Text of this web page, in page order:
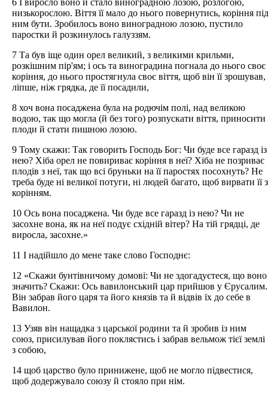
низькорослою. Віття її мало до нього повернутись, коріння під
ним бути. Зробилось воно виноградною лозою, пустило
паростки й розкинулось галуззям.
7 Та був іще один орел великий, з великими крильми,
розкішним пір'ям; і ось та виноградина погнала до нього своє
коріння, до нього простягнула своє віття, щоб він її зрошував,
ліпше, ніж грядка, де її посадили,
8 хоч вона посаджена була на родючім полі, над великою
водою, так що могла (й без того) розпускати віття, приносити
плоди й стати пишною лозою.
9 Тому скажи: Так говорить Господь Бог: Чи буде все гаразд із
нею? Хіба орел не повириває коріння в неї? Хіба не позриває
плодів з неї, так що всі бруньки на її паростях посохнуть? Не
треба буде ні великої потуги, ні людей багато, щоб вирвати її з
корінням.
10 Ось вона посаджена. Чи буде все гаразд із нею? Чи не
засохне вона, як на неї подує східній вітер? На тій грядці, де
виросла, засохне.»
11 І надійшло до мене таке слово Господнє:
12 «Скажи бунтівничому домові: Чи не здогадуєтеся, що воно
значить? Скажи: Ось вавилонський цар прийшов у Єрусалим.
Він забрав його царя та його князів та й відвів їх до себе в
Вавилон.
13 Узяв він нащадка з царської родини та й зробив із ним
союз, присилував його поклястись і забрав вельмож тієї землі
з собою,
14 щоб царство було принижене, щоб не могло підвестися,
щоб додержувало союзу й стояло при нім.